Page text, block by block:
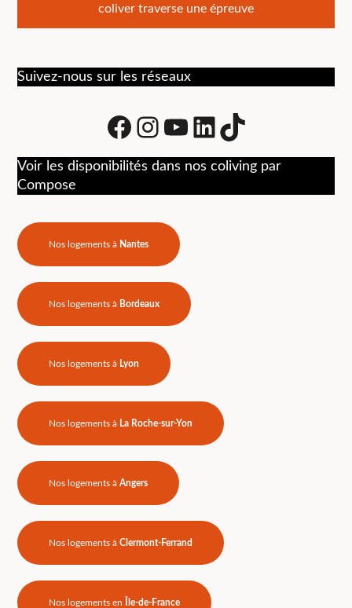
l’articlecoliver traverse une épreuve
Suivez-nous sur les réseaux
Facebook
Instagram
Youtube
LinkedIn
tiktok
Voir les disponibilités dans nos coliving par
Compose
Nos logements à Nantes
Nos logements à Bordeaux
Nos logements à Lyon
Nos logements à La Roche-sur-Yon
Nos logements àAngers
Nos logements àClermont-Ferrand
Nos logements en Île-de-France